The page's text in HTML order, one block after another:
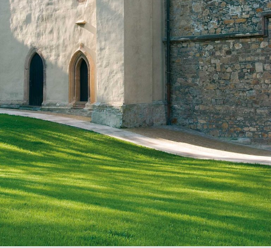
des Turmes sind durch Gesimse markiert. Im Westen
deutet die mittigen Mauerverstärkung auf einen
unvollendete erste Turm hin. An der Westseite
schloss sich das ehemalige Kloster an, von dessen
mittelalterlichen Gebäuden seit dem 19. Jahrhundert
so gut wie nichts mehr erhalten ist.
Quellen
www.marien-lemgo.de
www.lemgo.net
www.landesverband-lippe.de